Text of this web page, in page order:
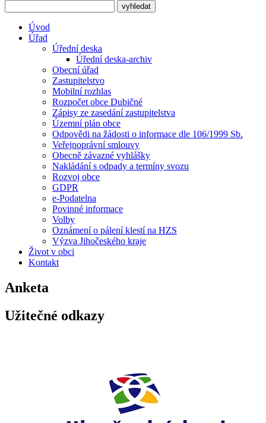
Úvod
Úřad
Úřední deska
Úřední deska-archiv
Obecní úřad
Zastupitelstvo
Mobilní rozhlas
Rozpočet obce Dubičné
Zápisy ze zasedání zastupitelstva
Územní plán obce
Odpovědi na žádosti o informace dle 106/1999 Sb.
Veřejnoprávní smlouvy
Obecně závazné vyhlášky
Nakládání s odpady a termíny svozu
Rozvoj obce
GDPR
e-Podatelna
Povinné informace
Volby
Oznámení o pálení klestí na HZS
Výzva Jihočeského kraje
Život v obci
Kontakt
Anketa
Užitečné odkazy